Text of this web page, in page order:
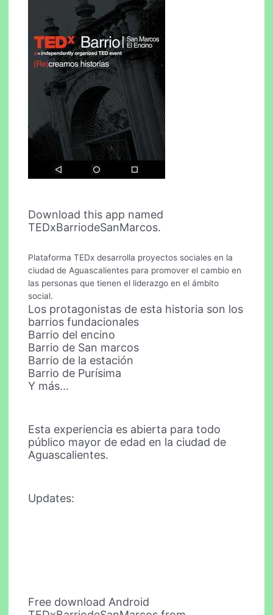
Download this app named
TEDxBarriodeSanMarcos.
Plataforma TEDx desarrolla proyectos sociales en la
ciudad de Aguascalientes para promover el cambio en
las personas que tienen el liderazgo en el ámbito
social.
Los protagonistas de esta historia son los
barrios fundacionales
Barrio del encino
Barrio de San marcos
Barrio de la estación
Barrio de Purísima
Y más…
Esta experiencia es abierta para todo
público mayor de edad en la ciudad de
Aguascalientes.
Updates:
Free download Android